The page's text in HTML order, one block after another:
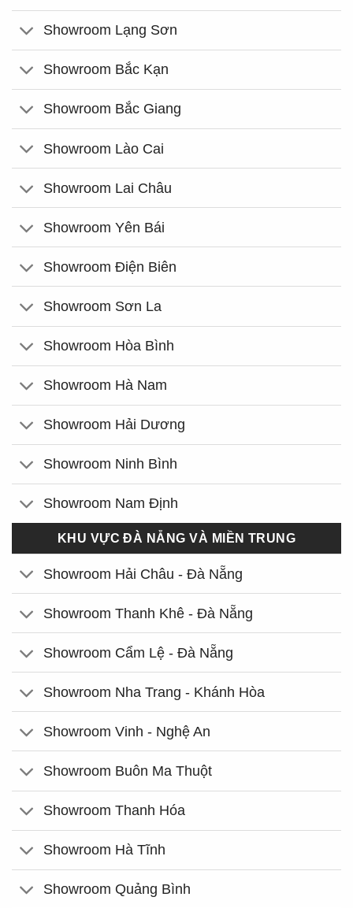
Showroom Lạng Sơn
Showroom Bắc Kạn
Showroom Bắc Giang
Showroom Lào Cai
Showroom Lai Châu
Showroom Yên Bái
Showroom Điện Biên
Showroom Sơn La
Showroom Hòa Bình
Showroom Hà Nam
Showroom Hải Dương
Showroom Ninh Bình
Showroom Nam Định
KHU VỰC ĐÀ NẴNG VÀ MIỀN TRUNG
Showroom Hải Châu - Đà Nẵng
Showroom Thanh Khê - Đà Nẵng
Showroom Cẩm Lệ - Đà Nẵng
Showroom Nha Trang - Khánh Hòa
Showroom Vinh - Nghệ An
Showroom Buôn Ma Thuột
Showroom Thanh Hóa
Showroom Hà Tĩnh
Showroom Quảng Bình